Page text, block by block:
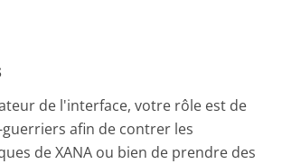
de l'interface, votre rôle est de
afin de contrer les
de XANA ou bien de prendre des